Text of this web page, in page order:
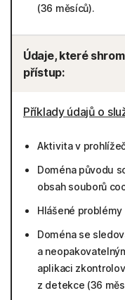
(36 měsíců).
Údaje, které
přístup:
Příklady údajů o
Aktivita v
Doména původu
obsah souborů
Hlášené
Doména se
a
aplikaci
z detekce (36